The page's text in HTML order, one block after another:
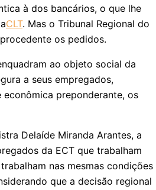
à dos bancários, o que lhe
CLT. Mas o Tribunal Regional do
os pedidos.
ao objeto social da
a seus empregados,
preponderante, os
Delaíde Miranda Arantes, a
da ECT que trabalham
nas mesmas condições
que a decisão regional